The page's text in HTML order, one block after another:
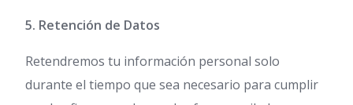
5. Retención de Datos
Retendremos tu información personal solo
durante el tiempo que sea necesario para cumplir